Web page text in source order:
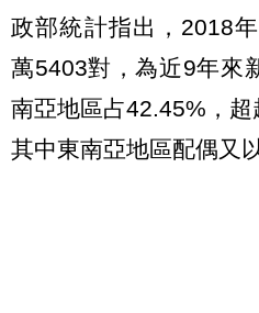
政部統計指出，2018
萬5403對，為近9年來
南亞地區占42.45%，超
其中東南亞地區配偶又